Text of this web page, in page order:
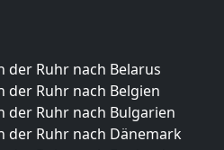
der Ruhr nach Belarus
der Ruhr nach Belgien
der Ruhr nach Bulgarien
der Ruhr nach Dänemark